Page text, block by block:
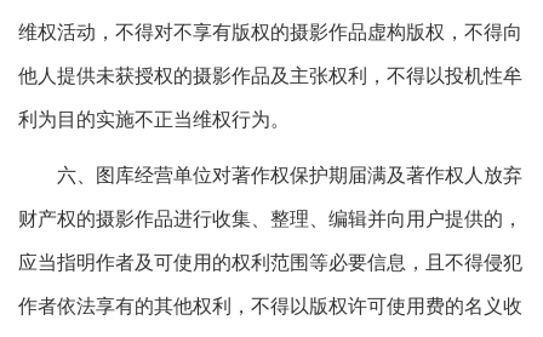
维权活动，不得对不享有版权的摄影作品虚构版权，不得向
他人提供未获授权的摄影作品及主张权利，不得以投机性牟
利为目的实施不正当维权行为。
六、图库经营单位对著作权保护期届满及著作权人放弃
财产权的摄影作品进行收集、整理、编辑并向用户提供的，
应当指明作者及可使用的权利范围等必要信息，且不得侵犯
作者依法享有的其他权利，不得以版权许可使用费的名义收